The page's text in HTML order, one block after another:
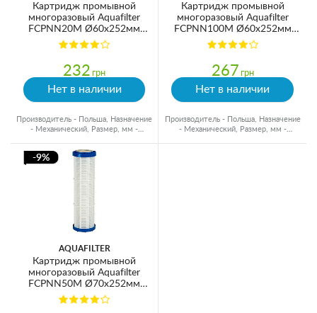
Картридж промывной
многоразовый Aquafilter
FCPNN20M Ø60x252мм
20mcr 45°C (очистка от
механических примесей)
232 грн
Нет в наличии
Производитель - Польша, Назначение
- Механический, Размер, мм -
Картридж промывной
многоразовый Aquafilter
FCPNN100M Ø60x252мм
100mcr 45°C (очистка от
механических примесей)
267 грн
Нет в наличии
Производитель - Польша, Назначение
- Механический, Размер, мм -
-9%
AQUAFILTER
Картридж промывной
многоразовый Aquafilter
FCPNN50M Ø70x252мм
50mcr 45°C (очистка от
механических примесей)